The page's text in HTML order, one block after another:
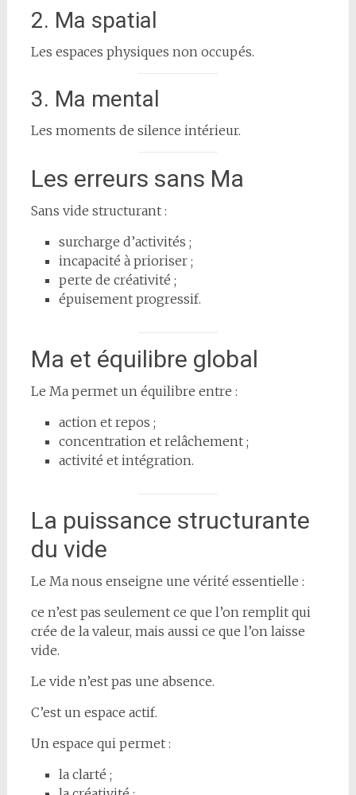
2. Ma spatial
Les espaces physiques non occupés.
3. Ma mental
Les moments de silence intérieur.
Les erreurs sans Ma
Sans vide structurant :
surcharge d’activités ;
incapacité à prioriser ;
perte de créativité ;
épuisement progressif.
Ma et équilibre global
Le Ma permet un équilibre entre :
action et repos ;
concentration et relâchement ;
activité et intégration.
La puissance structurante
du vide
Le Ma nous enseigne une vérité essentielle :
ce n’est pas seulement ce que l’on remplit qui
crée de la valeur, mais aussi ce que l’on laisse
vide.
Le vide n’est pas une absence.
C’est un espace actif.
Un espace qui permet :
la clarté ;